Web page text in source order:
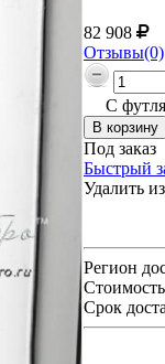
82 908
Отзывы(0)
С
Под заказ
Быстрый
Удалить
Регион
Срок